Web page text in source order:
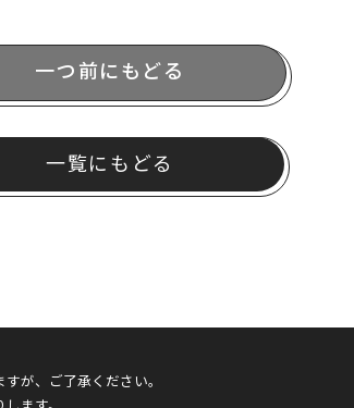
一つ前にもどる
一覧にもどる
が、ご了承ください。